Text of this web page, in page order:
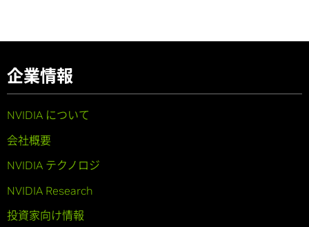
企業情報
NVIDIA について
会社概要
NVIDIA テクノロジ
NVIDIA Research
投資家向け情報